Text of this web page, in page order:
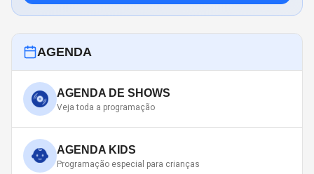
AGENDA
AGENDA DE SHOWS
Veja toda a programação
AGENDA KIDS
Programação especial para crianças